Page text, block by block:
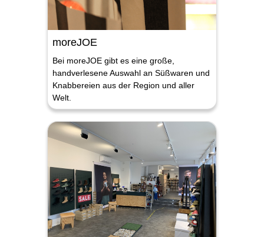
moreJOE
Bei moreJOE gibt es eine große,
handverlesene Auswahl an Süßwaren und
Knabbereien aus der Region und aller
Welt.